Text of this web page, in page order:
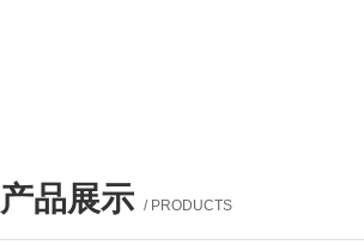
产品展示 / PRODUCTS